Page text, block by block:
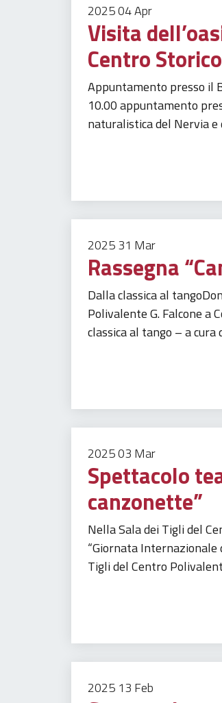
202504Apr
Visita
Centro
Appuntamento presso il
10.00 appuntamento
naturalistica del Nervia
202531 Mar
Rassegna
Dalla classica al
Polivalente G. Falcone a
classica al tango – a cura
202503 Mar
Spettacolo
canzonette”
Nella Sala dei Tigli del
“Giornata Internazionale
Tigli del Centro
2025 13 Feb